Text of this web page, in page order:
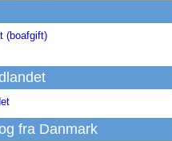
(boafgift)
fra Danmark